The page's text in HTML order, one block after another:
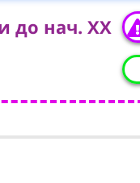
до нач. XX